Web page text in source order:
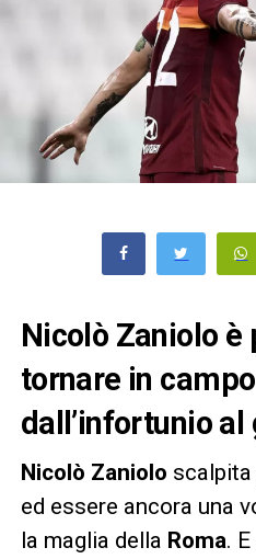
Nicolò Zaniolo è
tornare in
dall’infortunio al
Nicolò Zaniolo scalpita
ed essere ancora una
la maglia della Roma.